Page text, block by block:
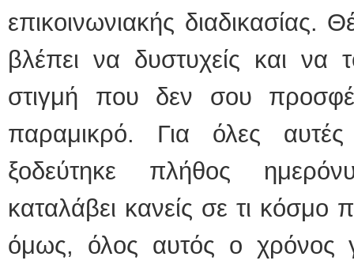
επικοινωνιακής διαδικασίας.
βλέπει να δυστυχείς και να
στιγμή που δεν σου
παραμικρό. Για όλες
ξοδεύτηκε πλήθος
καταλάβει κανείς σε τι κόσμο
όμως, όλος αυτός ο χρόνος